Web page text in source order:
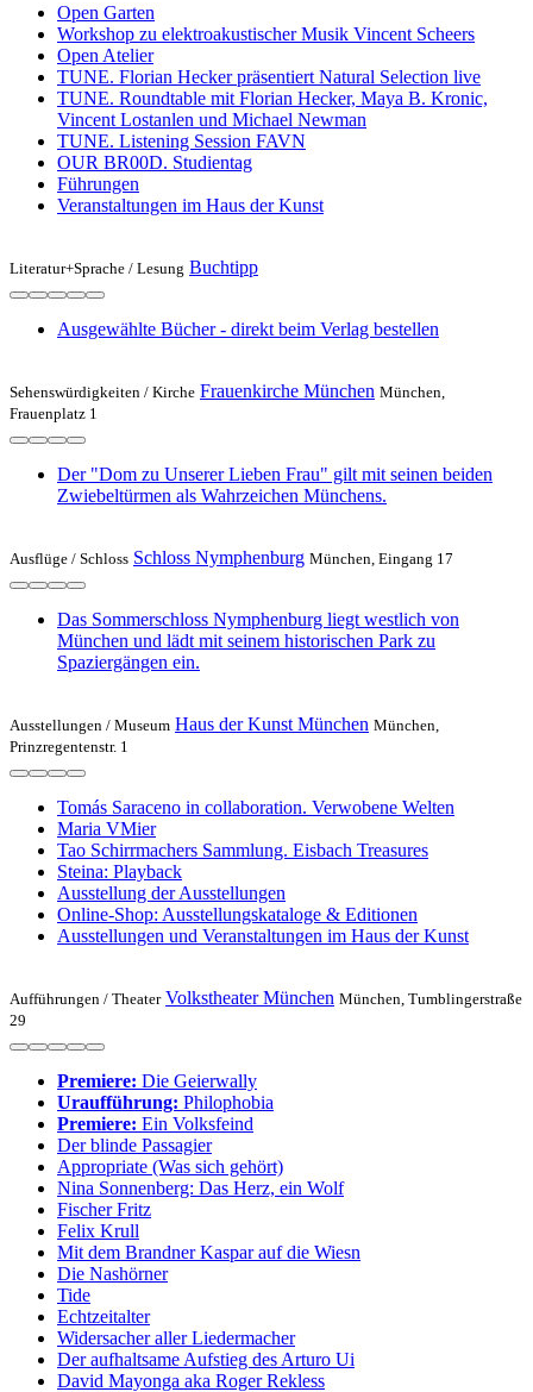
Open Garten
Workshop zu elektroakustischer Musik Vincent Scheers
Open Atelier
TUNE. Florian Hecker präsentiert Natural Selection live
TUNE. Roundtable mit Florian Hecker, Maya B. Kronic,
Vincent Lostanlen und Michael Newman
TUNE. Listening Session FAVN
OUR BR00D. Studientag
Führungen
Veranstaltungen im Haus der Kunst
Literatur+Sprache / Lesung Buchtipp
Ausgewählte Bücher - direkt beim Verlag bestellen
Sehenswürdigkeiten / Kirche Frauenkirche München München,
Frauenplatz 1
Der "Dom zu Unserer Lieben Frau" gilt mit seinen beiden
Zwiebeltürmen als Wahrzeichen Münchens.
Ausflüge / Schloss Schloss Nymphenburg München, Eingang 17
Das Sommerschloss Nymphenburg liegt westlich von
München und lädt mit seinem historischen Park zu
Spaziergängen ein.
Ausstellungen / Museum Haus der Kunst München München,
Prinzregentenstr. 1
Tomás Saraceno in collaboration. Verwobene Welten
Maria VMier
Tao Schirrmachers Sammlung. Eisbach Treasures
Steina: Playback
Ausstellung der Ausstellungen
Online-Shop: Ausstellungskataloge & Editionen
Ausstellungen und Veranstaltungen im Haus der Kunst
Aufführungen / Theater Volkstheater München München, Tumblingerstraße
29
Premiere: Die Geierwally
Uraufführung: Philophobia
Premiere: Ein Volksfeind
Der blinde Passagier
Appropriate (Was sich gehört)
Nina Sonnenberg: Das Herz, ein Wolf
Fischer Fritz
Felix Krull
Mit dem Brandner Kaspar auf die Wiesn
Die Nashörner
Tide
Echtzeitalter
Widersacher aller Liedermacher
Der aufhaltsame Aufstieg des Arturo Ui
David Mayonga aka Roger Rekless